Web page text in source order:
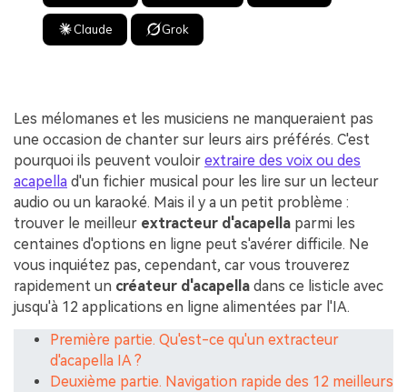
Claude Grok
Les mélomanes et les musiciens ne manqueraient pas
une occasion de chanter sur leurs airs préférés. C'est
pourquoi ils peuvent vouloir extraire des voix ou des
acapella d'un fichier musical pour les lire sur un lecteur
audio ou un karaoké. Mais il y a un petit problème :
trouver le meilleur extracteur d'acapella parmi les
centaines d'options en ligne peut s'avérer difficile. Ne
vous inquiétez pas, cependant, car vous trouverez
rapidement un créateur d'acapella dans ce listicle avec
jusqu'à 12 applications en ligne alimentées par l'IA.
Première partie. Qu'est-ce qu'un extracteur
d'acapella IA ?
Deuxième partie. Navigation rapide des 12 meilleurs